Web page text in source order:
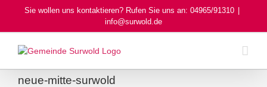
Sie wollen uns kontaktieren? Rufen Sie uns an: 04965/91310
info@surwold.de
neue-mitte-surwold